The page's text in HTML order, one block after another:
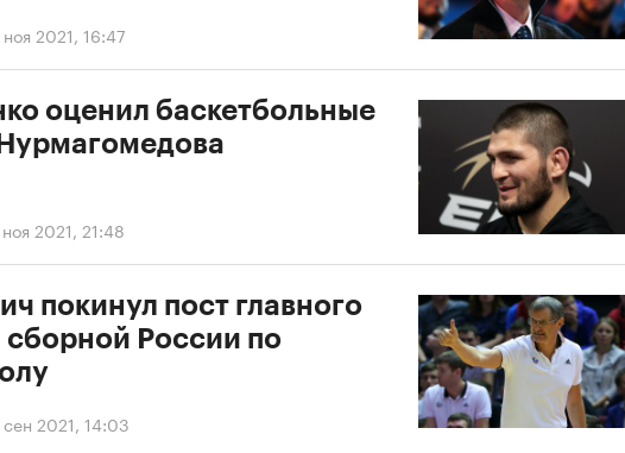
2021, 16:47
2021, 21:48
оценил баскетбольные
2021, 14:03
покинул пост главного
сборной России по